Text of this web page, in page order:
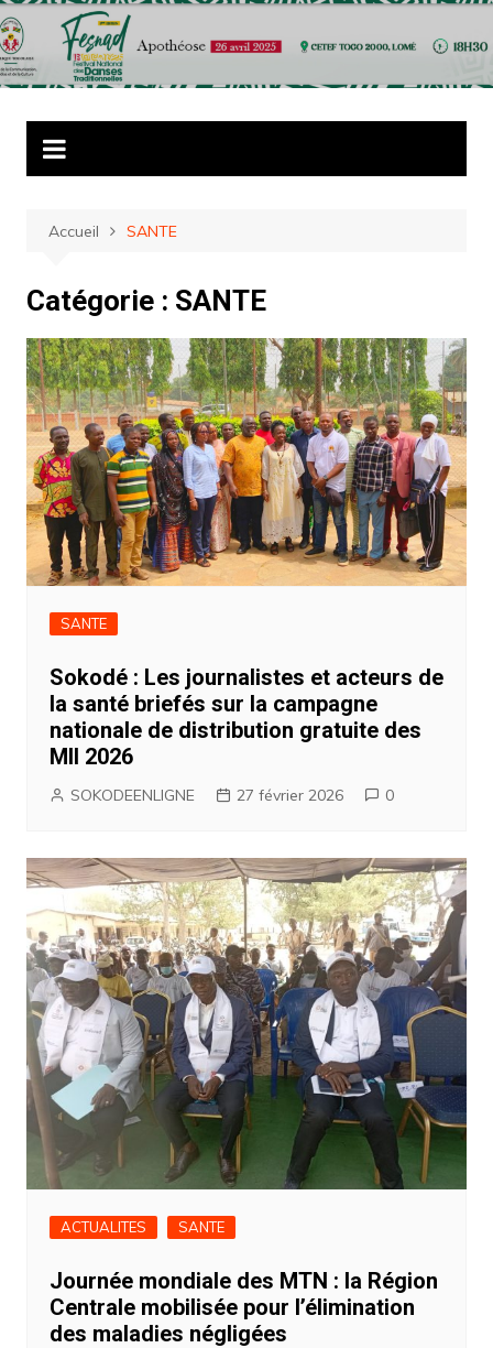
Aller
au
contenu
Accueil SANTE
Catégorie : SANTE
SANTE
Sokodé : Les journalistes et acteurs de
la santé briefés sur la campagne
nationale de distribution gratuite des
MII 2026
SOKODEENLIGNE 27 février 2026 0
ACTUALITES SANTE
Journée mondiale des MTN : la Région
Centrale mobilisée pour l’élimination
des maladies négligées